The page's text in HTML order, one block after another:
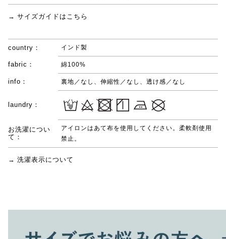
→ サイズガイドはこちら
country： インド製
fabric： 綿100%
info： 裏地／なし、伸縮性／なし、透け感／なし
laundry：
お洗濯につい
て：
アイロンはあて布を使用してください。柔軟剤使用
禁止。
→ 洗濯表示について